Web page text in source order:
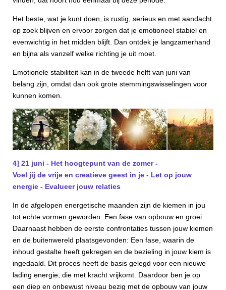
Het beste, wat je kunt doen, is rustig, serieus en met aandacht
op zoek blijven en ervoor zorgen dat je emotioneel stabiel en
evenwichtig in het midden blijft. Dan ontdek je langzamerhand
en bijna als vanzelf welke richting je uit moet.
Emotionele stabiliteit kan in de tweede helft van juni van
belang zijn, omdat dan ook grote stemmingswisselingen voor
kunnen komen.
4] 21 juni - Het hoogtepunt van de zomer -
Voel jij de vrije en creatieve geest in je - Let op jouw
energie - Evalueer jouw relaties
In de afgelopen energetische maanden zijn de kiemen in jou
tot echte vormen geworden: Een fase van opbouw en groei.
Daarnaast hebben de eerste confrontaties tussen jouw kiemen
en de buitenwereld plaatsgevonden: Een fase, waarin de
inhoud gestalte heeft gekregen en de bezieling in jouw kiem is
ingedaald. Dit proces heeft de basis gelegd voor een nieuwe
lading energie, die met kracht vrijkomt. Daardoor ben je op
een diep en onbewust niveau bezig met de opbouw van jouw